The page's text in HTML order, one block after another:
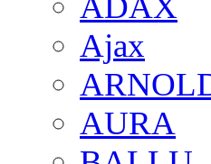
Ajax
AURA